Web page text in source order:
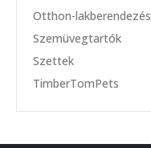
Otthon-lakberendezés
Szemüvegtartók
Szettek
TimberTomPets